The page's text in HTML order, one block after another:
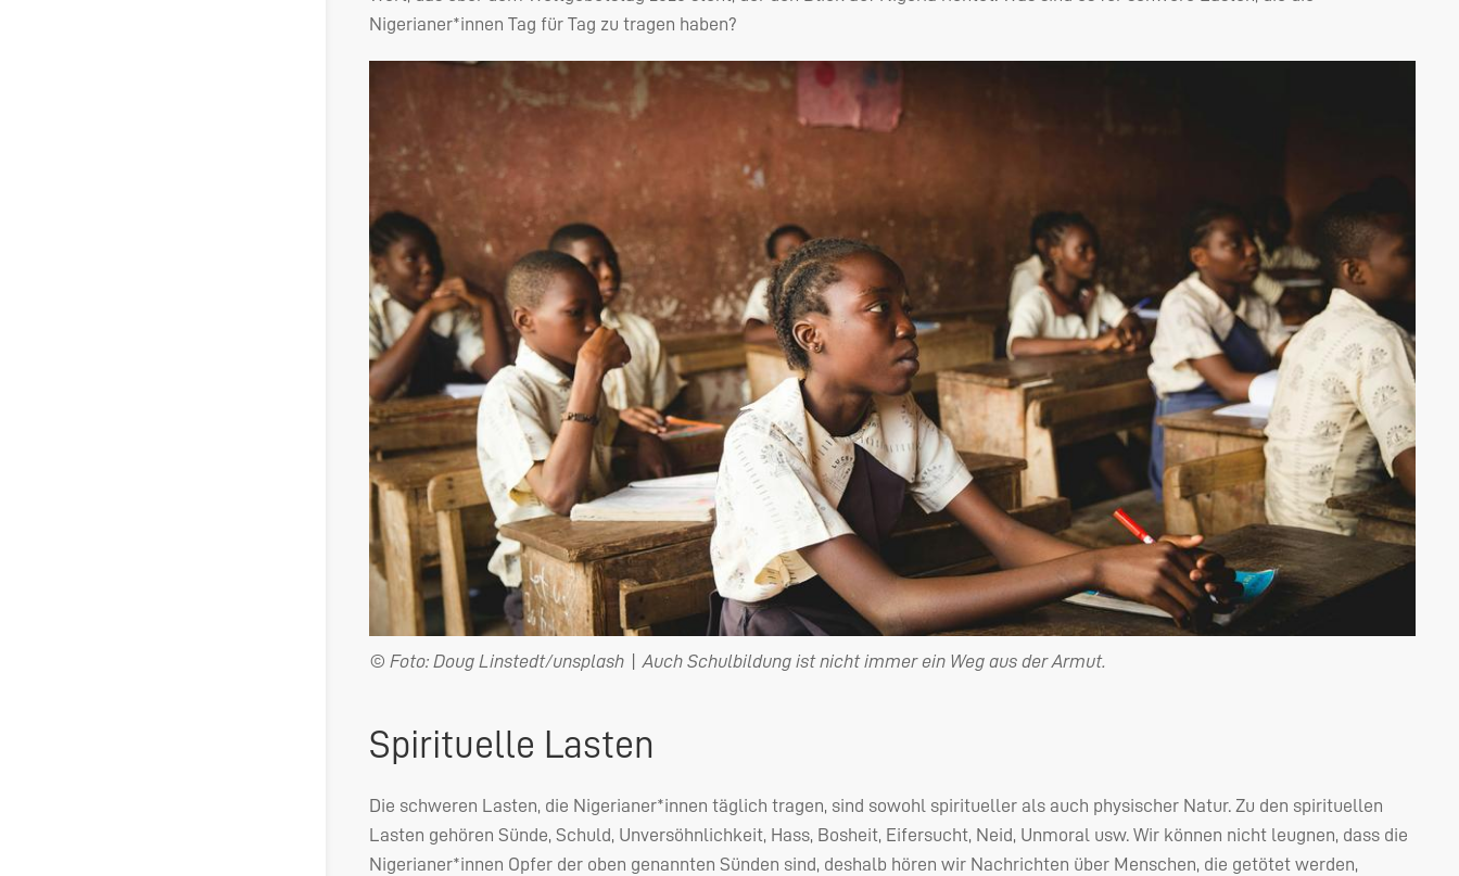
Nigerianer*innen Tag für Tag zu tragen haben?
© Foto: Doug Linstedt/unsplash | Auch Schulbildung ist nicht immer ein Weg aus der Armut.
Spirituelle Lasten
Die schweren Lasten, die Nigerianer*innen täglich tragen, sind sowohl spiritueller als auch physischer Natur. Zu den spirituellen
Lasten gehören Sünde, Schuld, Unversöhnlichkeit, Hass, Bosheit, Eifersucht, Neid, Unmoral usw. Wir können nicht leugnen, dass die
Nigerianer*innen Opfer der oben genannten Sünden sind, deshalb hören wir Nachrichten über Menschen, die getötet werden,